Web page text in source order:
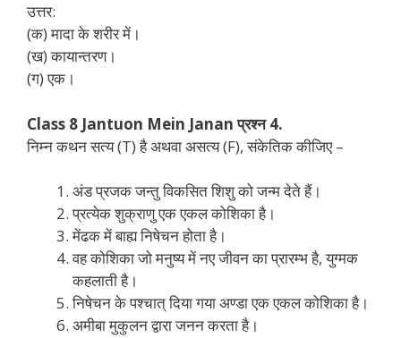
उत्तर:
(क) मादा के शरीर में।
(ख) कायान्तरण।
(ग) एक।
Class 8 Jantuon Mein Janan प्रश्न 4.
निम्न कथन सत्य (T) है अथवा असत्य (F), संकेतिक कीजिए –
अंड प्रजक जन्तु विकसित शिशु को जन्म देते हैं।
प्रत्येक शुक्राणु एक एकल कोशिका है।
मेंढक में बाह्य निषेचन होता है।
वह कोशिका जो मनुष्य में नए जीवन का प्रारम्भ है, युग्मक
कहलाती है।
निषेचन के पश्चात् दिया गया अण्डा एक एकल कोशिका है।
अमीबा मुकुलन द्वारा जनन करता है।